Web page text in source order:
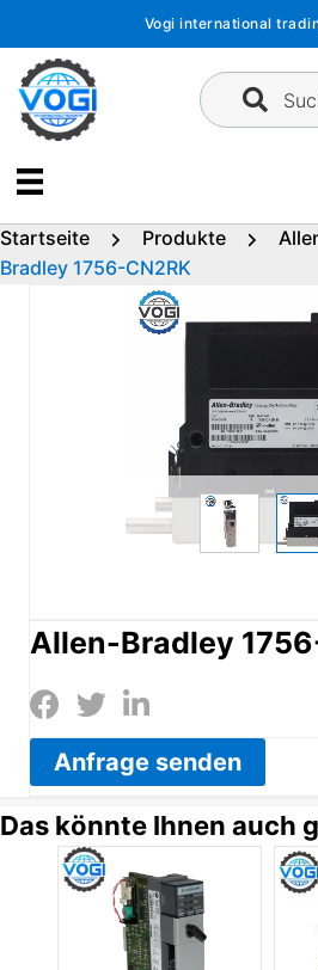
springen
Vogi international
Startseite Produkte
Bradley 1756-CN2RK
Allen-Bradley
Anfrage senden
Das könnte Ihnen auch